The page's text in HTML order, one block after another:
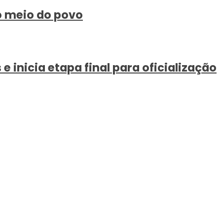
do povo
e inicia etapa final para oficialização